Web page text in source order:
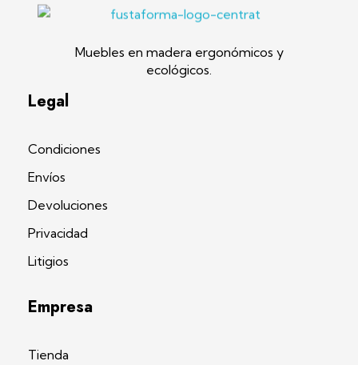
Muebles en madera ergonómicos y
ecológicos.
Legal
Condiciones
Envíos
Devoluciones
Privacidad
Litigios
Empresa
Tienda